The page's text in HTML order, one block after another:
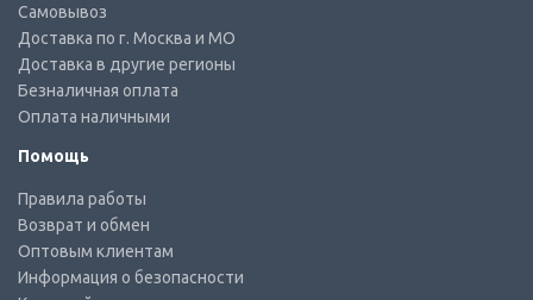
Самовывоз
Доставка по г. Москва и МО
Доставка в другие регионы
Безналичная оплата
Оплата наличными
Помощь
Правила работы
Возврат и обмен
Оптовым клиентам
Информация о безопасности